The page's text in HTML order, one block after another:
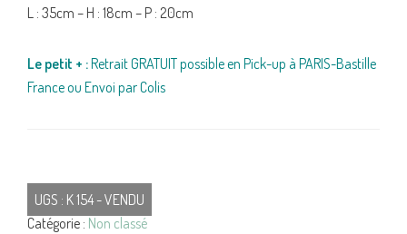
L : 35cm – H : 18cm – P : 20cm
Le petit + :Retrait GRATUIT possible en Pick-up à PARIS-Bastille
France ou Envoi par Colis
UGS : K 154 - VENDU
Catégorie : Non classé